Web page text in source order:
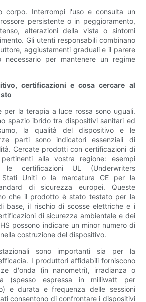
corpo. Interrompi l'uso e consulta un
persistente o in peggioramento,
alterazioni della vista o sintomi
Gli utenti responsabili combinano
aggiustamenti graduali e il parere
necessario per mantenere un regime
certificazioni e cosa cercare al
per la terapia a luce rossa sono uguali.
spazio ibrido tra dispositivi sanitari ed
la qualità del dispositivo e le
parti sono indicatori essenziali di
Cercate prodotti con certificazioni di
alla vostra regione: esempi
le certificazioni UL (Underwriters
Stati Uniti o la marcatura CE per la
di sicurezza europei. Queste
che il prodotto è stato testato per la
base, il rischio di scosse elettriche e i
di sicurezza ambientale e dei
possono indicare un minor numero di
costruzione del dispositivo.
sono importanti sia per la
I produttori affidabili forniscono
d'onda (in nanometri), irradianza o
(spesso espressa in milliwatt per
e durata e frequenza delle sessioni
consentono di confrontare i dispositivi